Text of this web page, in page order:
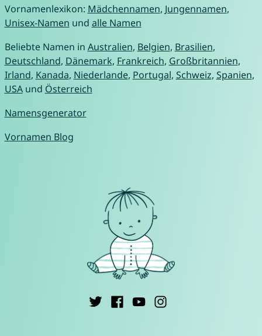
Vornamenlexikon: Mädchennamen, Jungennamen,
Unisex-Namen und alle Namen
Beliebte Namen in Australien, Belgien, Brasilien,
Deutschland, Dänemark, Frankreich, Großbritannien,
Irland, Kanada, Niederlande, Portugal, Schweiz, Spanien,
USAund Österreich
Namensgenerator
Vornamen Blog